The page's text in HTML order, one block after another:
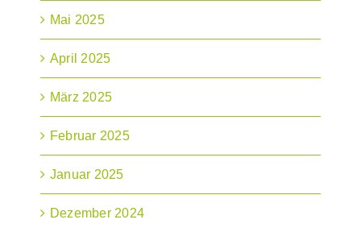
Mai 2025
April 2025
März 2025
Februar 2025
Januar 2025
Dezember 2024